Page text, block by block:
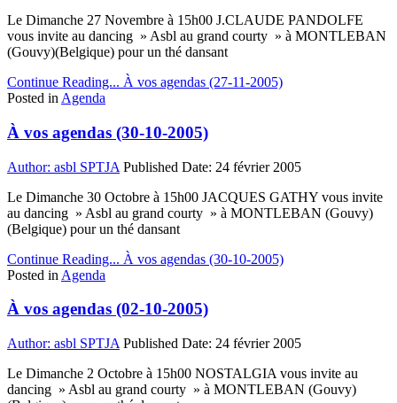
Le Dimanche 27 Novembre à 15h00 J.CLAUDE PANDOLFE
vous invite au dancing » Asbl au grand courty » à MONTLEBAN
(Gouvy)(Belgique) pour un thé dansant
Continue Reading... À vos agendas (27-11-2005)
Posted in Agenda
À vos agendas (30-10-2005)
Author: asbl SPTJA Published Date: 24 février 2005
Le Dimanche 30 Octobre à 15h00 JACQUES GATHY vous invite
au dancing » Asbl au grand courty » à MONTLEBAN (Gouvy)
(Belgique) pour un thé dansant
Continue Reading... À vos agendas (30-10-2005)
Posted in Agenda
À vos agendas (02-10-2005)
Author: asbl SPTJA Published Date: 24 février 2005
Le Dimanche 2 Octobre à 15h00 NOSTALGIA vous invite au
dancing » Asbl au grand courty » à MONTLEBAN (Gouvy)